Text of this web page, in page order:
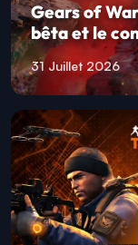
Gears of
bêta et le
31 Juillet 2026